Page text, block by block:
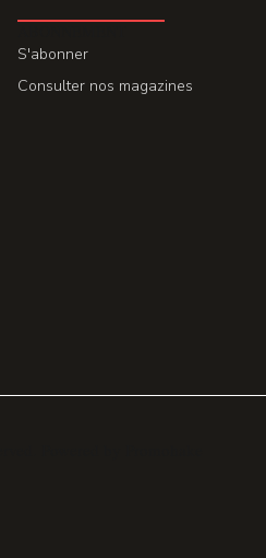
S'abonner
Consulter nos magazines